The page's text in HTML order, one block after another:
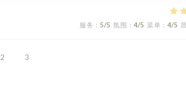
服务 : 5/5 氛围 : 4/5 菜单 : 4/5
2 3